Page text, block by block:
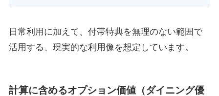
日常利用に加えて、付帯特典を無理のない範囲で
活用する、現実的な利用像を想定しています。
計算に含めるオプション価値（ダイニング優